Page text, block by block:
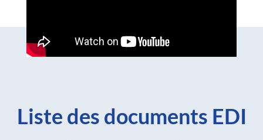
Liste des documents EDI